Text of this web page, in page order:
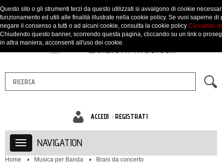
ACCEDI REGISTRATI
NAVIGATION
Home Musica per Banda
Brani da concerto
Questo sito o gli strumenti terzi da questo utilizzati si avvalgono di cookie
funzionamento ed utili alle finalità illustrate nella cookie policy. Se vuoi saperne di
negare il consenso a tutti o ad alcuni cookie, consulta la cookie policy Cliccando
Chiudendo questo banner, scorrendo questa pagina, cliccando su un link o
in altra maniera, acconsenti all'uso dei cookie.